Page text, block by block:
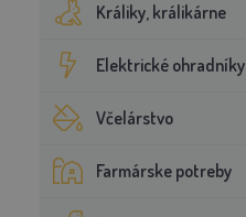
Králiky, králikárne
Elektrické ohradníky
Včelárstvo
Farmárske potreby